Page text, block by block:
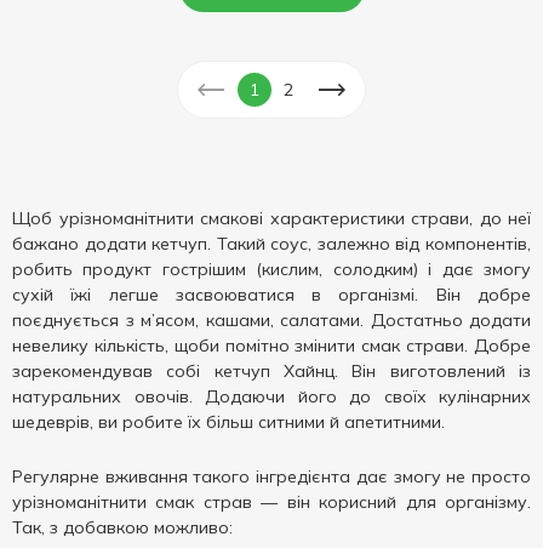
1 2
Щоб урізноманітнити смакові характеристики страви, до неї
бажано додати кетчуп. Такий соус, залежно від компонентів,
робить продукт гострішим (кислим, солодким) і дає змогу
сухій їжі легше засвоюватися в організмі. Він добре
поєднується з м’ясом, кашами, салатами. Достатньо додати
невелику кількість, щоби помітно змінити смак страви. Добре
зарекомендував собі кетчуп Хайнц. Він виготовлений із
натуральних овочів. Додаючи його до своїх кулінарних
шедеврів, ви робите їх більш ситними й апетитними.
Регулярне вживання такого інгредієнта дає змогу не просто
урізноманітнити смак страв — він корисний для організму.
Так, з добавкою можливо: